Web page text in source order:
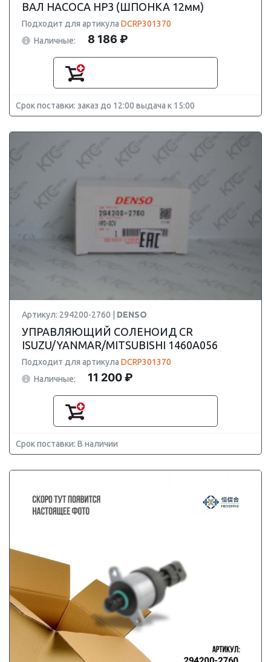
ВАЛ НАСОСА HP3 (ШПОНКА 12мм)
Подходит для артикула DCRP301370
Наличные:
8 186 ₽
Срок поставки: заказ до 12:00 выдача к 15:00
Артикул: 294200-2760 | DENSO
УПРАВЛЯЮЩИЙ СОЛЕНОИД CR
ISUZU/YANMAR/MITSUBISHI 1460A056
Подходит для артикула DCRP301370
Наличные:
11 200 ₽
Срок поставки: В наличии